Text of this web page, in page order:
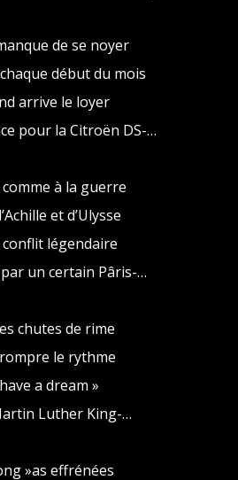
de se noyer
début du mois
arrive le loyer
pour la Citroën DS-…
à la guerre
et d’Ulysse
conflit légendaire
un certain Pâris-…
chutes de rime
le rythme
a dream »
Luther King-…
»as effrénées